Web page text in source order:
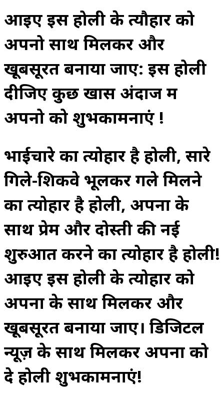
आइए इस होली के त्यौहार को
अपनो साथ मिलकर और
खूबसूरत बनाया जाए: इस होली
दीजिए कुछ खास अंदाज में
अपनो को शुभकामनाएं !
भाईचारे का त्योहार है होली, सारे
गिले-शिकवे भूलकर गले मिलने
का त्योहार है होली, अपनों के
साथ प्रेम और दोस्ती की नई
शुरुआत करने का त्योहार है होली!
आइए इस होली के त्योहार को
अपनों के साथ मिलकर और
खूबसूरत बनाया जाए। डिजिटल
न्यूज़ के साथ मिलकर अपनों को
दे होली शुभकामनाएं!